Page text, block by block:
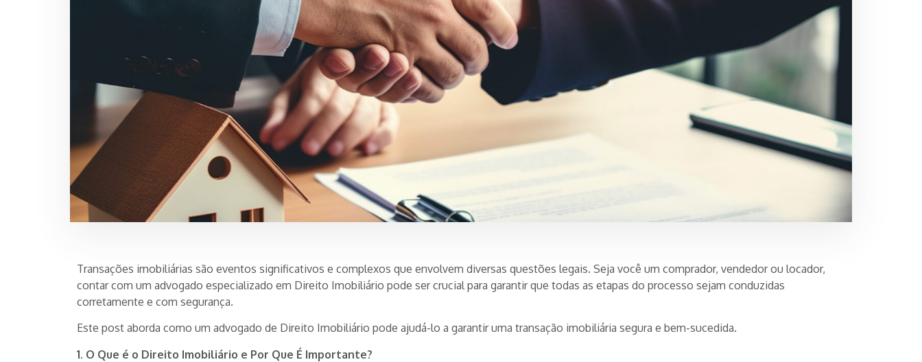
Transações imobiliárias são eventos significativos e complexos que envolvem diversas questões legais. Seja você um comprador, vendedor ou locador,
contar com um advogado especializado em Direito Imobiliário pode ser crucial para garantir que todas as etapas do processo sejam conduzidas
corretamente e com segurança.
Este post aborda como um advogado de Direito Imobiliário pode ajudá-lo a garantir uma transação imobiliária segura e bem-sucedida.
1. O Que é o Direito Imobiliário e Por Que É Importante?